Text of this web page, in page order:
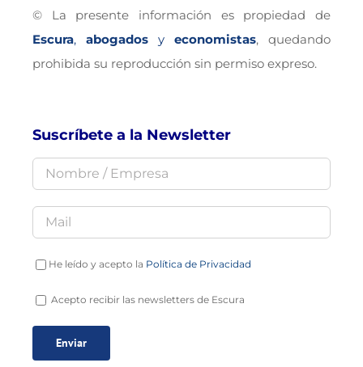
© La presente información es propiedad de
Escura, abogados yeconomistas, quedando
prohibida su reproducción sin permiso expreso.
Suscríbete a la Newsletter
He leído y acepto la Política de Privacidad
Acepto recibir las newsletters de Escura